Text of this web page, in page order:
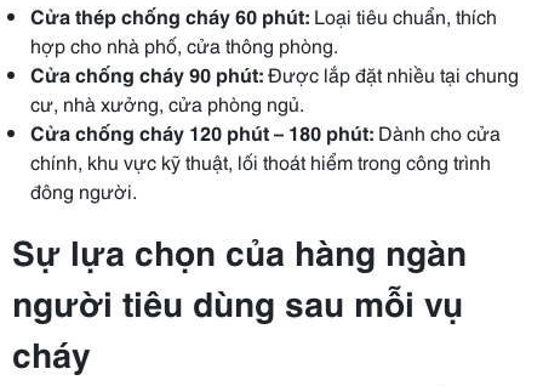
Cửa thép chống cháy 60 phút: Loại tiêu chuẩn, thích
hợp cho nhà phố, cửa thông phòng.
Cửa chống cháy 90 phút:Được lắp đặt nhiều tại chung
cư, nhà xưởng, cửa phòng ngủ.
Cửa chống cháy 120 phút – 180 phút: Dành cho cửa
chính, khu vực kỹ thuật, lối thoát hiểm trong công trình
đông người.
Sự lựa chọn của hàng ngàn
người tiêu dùng sau mỗi vụ
cháy